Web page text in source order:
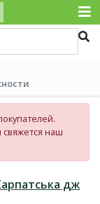
свяжется наш
дж